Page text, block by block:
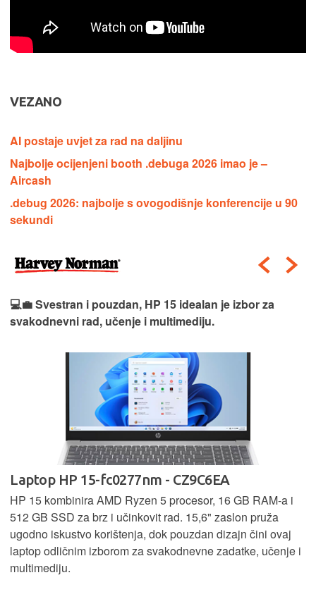
VEZANO
AI postaje uvjet za rad na daljinu
Najbolje ocijenjeni booth .debuga 2026 imao je –
Aircash
.debug 2026: najbolje s ovogodišnje konferencije u 90
sekundi
💻💼 Svestran i pouzdan, HP 15 idealan je izbor za
svakodnevni rad, učenje i multimediju.
Laptop HP 15-fc0277nm - CZ9C6EA
HP 15 kombinira AMD Ryzen 5 procesor, 16 GB RAM-a i
512 GB SSD za brz i učinkovit rad. 15,6" zaslon pruža
ugodno iskustvo korištenja, dok pouzdan dizajn čini ovaj
laptop odličnim izborom za svakodnevne zadatke, učenje i
multimediju.